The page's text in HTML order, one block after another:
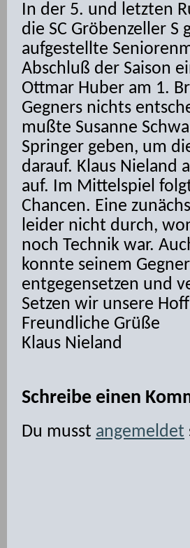
In der 5. und letzten
die SC Gröbenzeller S
aufgestellte
Abschluß der Saison
Ottmar Huber am 1.
Gegners nichts
mußte Susanne
Springer geben, um
darauf. Klaus Nieland
auf. Im Mittelspiel
Chancen. Eine
leider nicht durch,
noch Technik war.
konnte seinem
entgegensetzen und
Setzen wir unsere
Freundliche Grüße
Klaus Nieland
Schreibe einen
Du musst angemeldet